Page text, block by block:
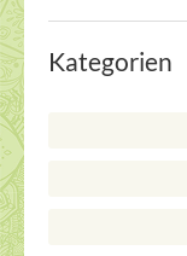
Kategorien